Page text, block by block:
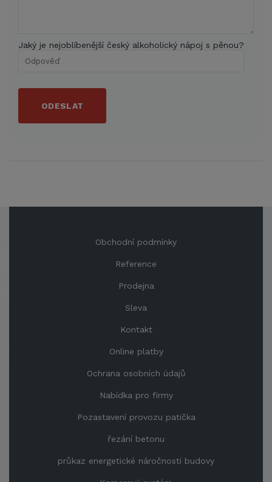
Jaký je nejoblíbenější český alkoholický nápoj s pěnou?
ODESLAT
Obchodní podmínky
Reference
Prodejna
Sleva
Kontakt
Online platby
Ochrana osobních údajů
Nabídka pro firmy
Pozastavení provozu patička
řezání betonu
průkaz energetické náročnosti budovy